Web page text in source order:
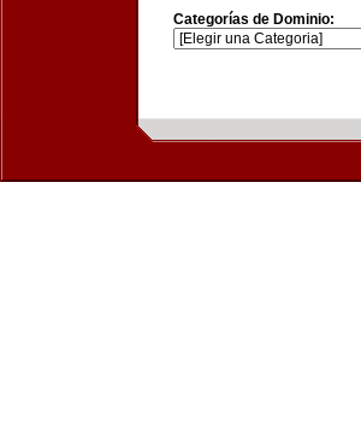
Categorías de Dominio: